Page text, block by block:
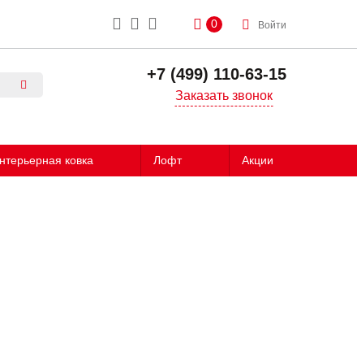
0 Войти
+7 (499) 110-63-15
Заказать звонок
ковка Лофт Акции